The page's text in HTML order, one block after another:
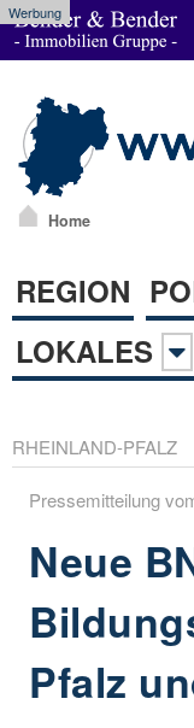
Werbung
Home
REGION
LOKALES
RHEINLAND-PFALZ
Pressemitteilung
Neue
Pfalz